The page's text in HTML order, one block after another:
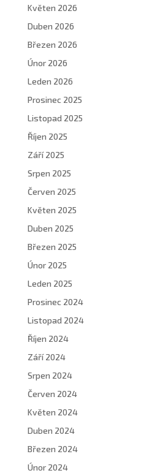
Květen 2026
Duben 2026
Březen 2026
Únor 2026
Leden 2026
Prosinec 2025
Listopad 2025
Říjen 2025
Září 2025
Srpen 2025
Červen 2025
Květen 2025
Duben 2025
Březen 2025
Únor 2025
Leden 2025
Prosinec 2024
Listopad 2024
Říjen 2024
Září 2024
Srpen 2024
Červen 2024
Květen 2024
Duben 2024
Březen 2024
Únor 2024